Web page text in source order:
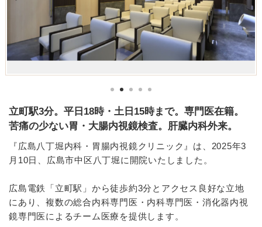
立町駅3分。平日18時・土日15時まで。専門医在籍。
苦痛の少ない胃・大腸内視鏡検査。肝臓内科外来。
『広島八丁堀内科・胃腸内視鏡クリニック』は、2025年3
月10日、広島市中区八丁堀に開院いたしました。
広島電鉄「立町駅」から徒歩約3分とアクセス良好な立地
にあり、複数の総合内科専門医・内科専門医・消化器内視
鏡専門医によるチーム医療を提供します。